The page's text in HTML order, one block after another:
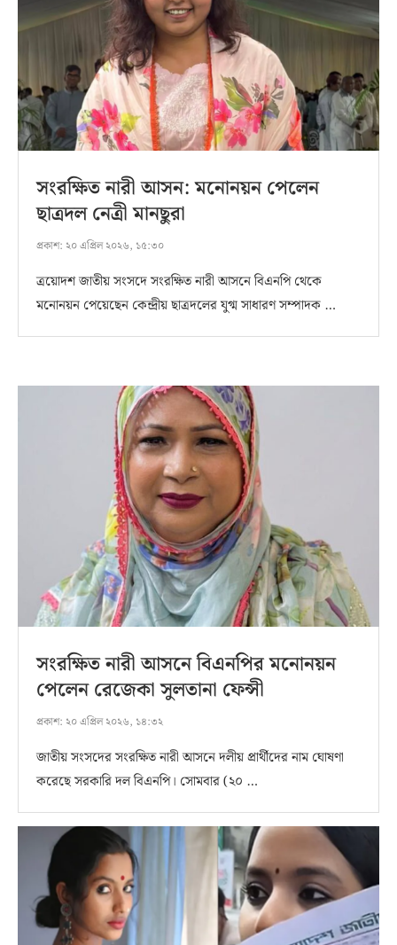
সংরক্ষিত নারী আসন: মনোনয়ন পেলেন
ছাত্রদল নেত্রী মানছুরা
প্রকাশ: ২০ এপ্রিল ২০২৬, ১৫:৩০
ত্রয়োদশ জাতীয় সংসদে সংরক্ষিত নারী আসনে বিএনপি থেকে
মনোনয়ন পেয়েছেন কেন্দ্রীয় ছাত্রদলের যুগ্ম সাধারণ সম্পাদক …
সংরক্ষিত নারী আসনে বিএনপির মনোনয়ন
পেলেন রেজেকা সুলতানা ফেন্সী
প্রকাশ: ২০ এপ্রিল ২০২৬, ১৪:৩২
জাতীয় সংসদের সংরক্ষিত নারী আসনে দলীয় প্রার্থীদের নাম ঘোষণা
করেছে সরকারি দল বিএনপি। সোমবার (২০ …